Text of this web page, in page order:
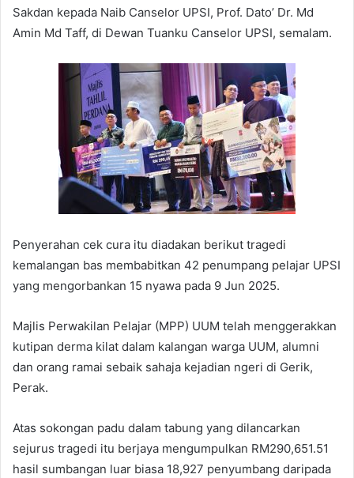
Sakdan kepada Naib Canselor UPSI, Prof. Dato’ Dr. Md
Amin Md Taff, di Dewan Tuanku Canselor UPSI, semalam.
Penyerahan cek cura itu diadakan berikut tragedi
kemalangan bas membabitkan 42 penumpang pelajar UPSI
yang mengorbankan 15 nyawa pada 9 Jun 2025.
Majlis Perwakilan Pelajar (MPP) UUM telah menggerakkan
kutipan derma kilat dalam kalangan warga UUM, alumni
dan orang ramai sebaik sahaja kejadian ngeri di Gerik,
Perak.
Atas sokongan padu dalam tabung yang dilancarkan
sejurus tragedi itu berjaya mengumpulkan RM290,651.51
hasil sumbangan luar biasa 18,927 penyumbang daripada